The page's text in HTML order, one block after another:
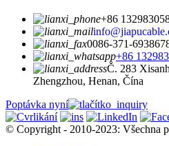
+86
0086-371-
+86
Č. 283
Zhengzhou, Henan, Čína
Poptávka nyní
© Copyright - 2010-2023: Všechna